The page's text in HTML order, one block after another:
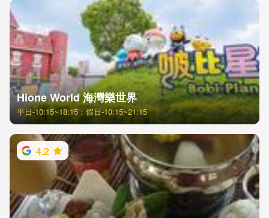
Hione World 海灣樂世界
平日-10:15~18:15；假日-10:15~21:15
4.2